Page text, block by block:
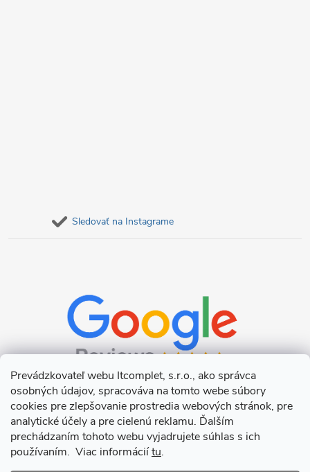
Prevádzkovateľ webu Itcomplet, s.r.o., ako správca
osobných údajov, spracováva na tomto webe súbory
cookies pre zlepšovanie prostredia webových stránok, pre
analytické účely a pre cielenú reklamu. Ďalším
prechádzaním tohoto webu vyjadrujete súhlas s ich
používaním. Viac informáciítu.
Sledovať na Instagrame